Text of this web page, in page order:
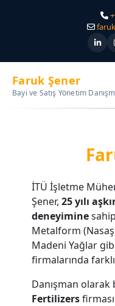
Faruk Şener
Bayi ve Satış Yönetim
İTÜ İşletme
Şener, 25 yılı
deneyimine
Metalform
Madeni Yağlar
firmalarında
Danışman olarak
Fertilizers